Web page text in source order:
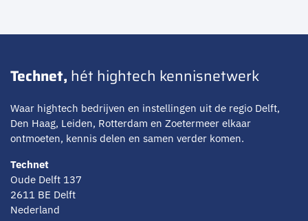
Technet, hét hightech kennisnetwerk
Waar hightech bedrijven en instellingen uit de regio Delft,
Den Haag, Leiden, Rotterdam en Zoetermeer elkaar
ontmoeten, kennis delen en samen verder komen.
Technet
Oude Delft 137
2611 BE Delft
Nederland